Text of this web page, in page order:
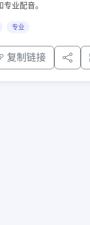
业配音。
专业
复制链接